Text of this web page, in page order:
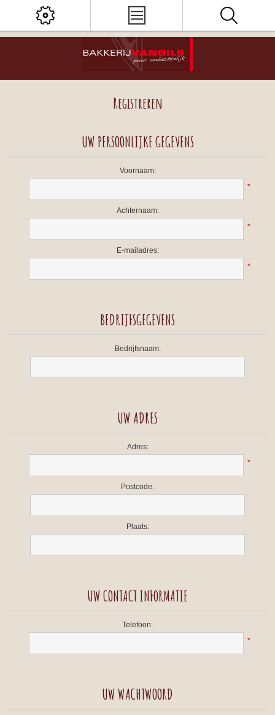
Registreren
UW PERSOONLIJKE GEGEVENS
Voornaam:
*
Achternaam:
*
E-mailadres:
*
BEDRIJFSGEGEVENS
Bedrijfsnaam:
UW ADRES
Adres:
*
Postcode:
Plaats:
UW CONTACT INFORMATIE
Telefoon:
*
UW WACHTWOORD